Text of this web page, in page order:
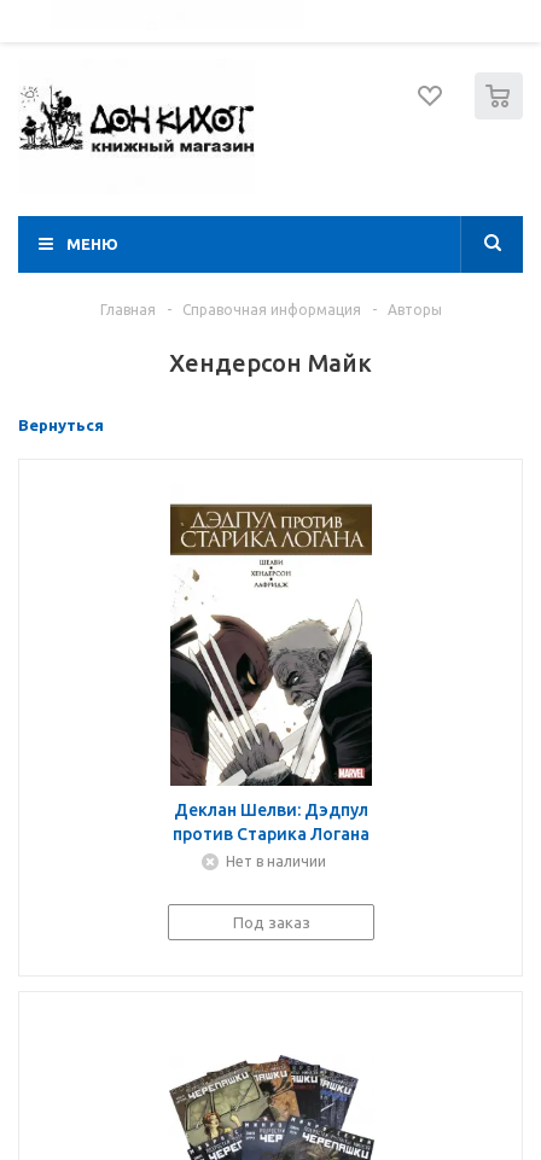
МЕНЮ
Главная - Справочная информация - Авторы
Хендерсон Майк
Вернуться
Деклан Шелви: Дэдпул
против Старика Логана
Нет в наличии
Под заказ